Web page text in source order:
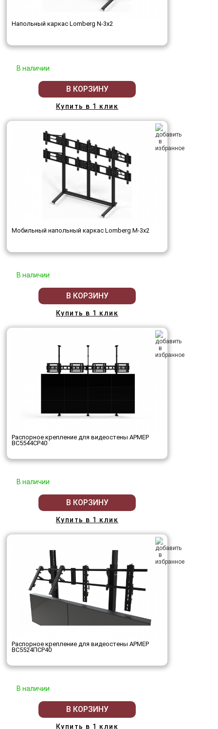
Напольный каркас Lomberg N-3х2
В наличии
В КОРЗИНУ
Купить в 1 клик
Мобильный напольный каркас Lomberg M-3х2
В наличии
В КОРЗИНУ
Купить в 1 клик
Распорное крепление для видеостены АРМЕР
ВС5544СР40
В наличии
В КОРЗИНУ
Купить в 1 клик
Распорное крепление для видеостены АРМЕР
ВС5524ПСР40
В наличии
В КОРЗИНУ
Купить в 1 клик